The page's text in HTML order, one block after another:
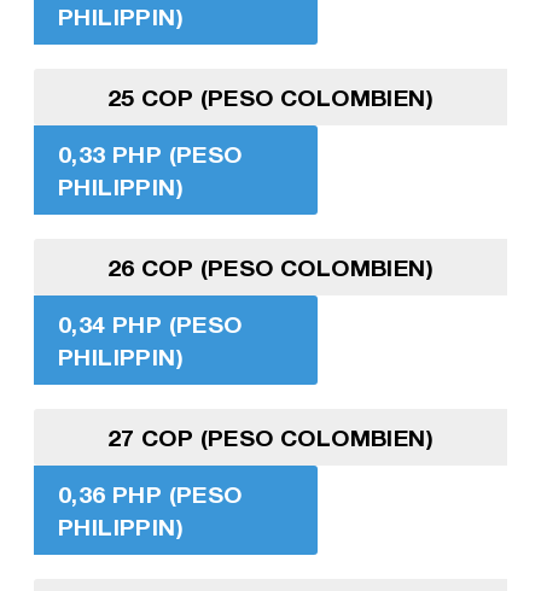
PHILIPPIN)
25 COP (PESO COLOMBIEN)
0,33 PHP (PESO
PHILIPPIN)
26 COP (PESO COLOMBIEN)
0,34 PHP (PESO
PHILIPPIN)
27 COP (PESO COLOMBIEN)
0,36 PHP (PESO
PHILIPPIN)